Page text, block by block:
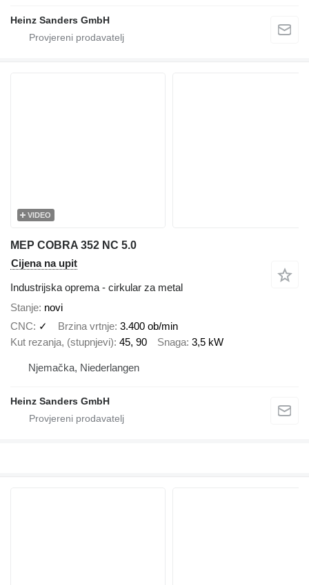
Heinz Sanders GmbH
VIDEO
MEP COBRA 352 NC 5.0
Cijena na upit
Industrijska oprema - cirkular za metal
Stanje novi
CNC
✓ Brzina vrtnje 3.400 ob/min
Kut rezanja, (stupnjevi) 45, 90 Snaga 3,5 kW
Njemačka, Niederlangen
Heinz Sanders GmbH